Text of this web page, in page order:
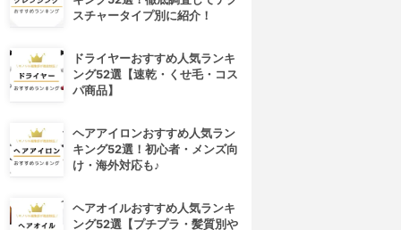
スチャータイプ別に紹介！
ドライヤーおすすめ人気ランキ
ング52選【速乾・くせ毛・コス
パ商品】
ヘアアイロンおすすめ人気ラン
キング52選！初心者・メンズ向
け・海外対応も♪
ヘアオイルおすすめ人気ランキ
ング52選【プチプラ・髪質別や